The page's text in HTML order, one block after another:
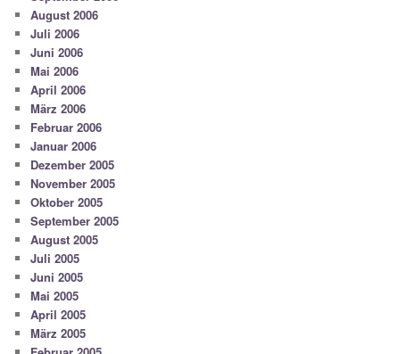
August 2006
Juli 2006
Juni 2006
Mai 2006
April 2006
März 2006
Februar 2006
Januar 2006
Dezember 2005
November 2005
Oktober 2005
September 2005
August 2005
Juli 2005
Juni 2005
Mai 2005
April 2005
März 2005